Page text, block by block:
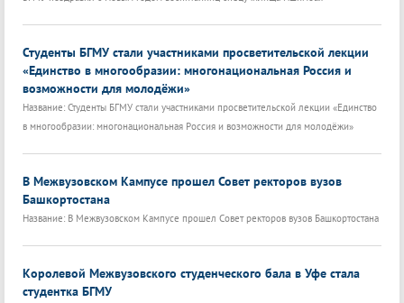
Студенты БГМУ стали участниками просветительской лекции
«Единство в многообразии: многонациональная Россия и
возможности для молодёжи»
Название: Студенты БГМУ стали участниками просветительской лекции «Единство
в многообразии: многонациональная Россия и возможности для молодёжи»
В Межвузовском Кампусе прошел Совет ректоров вузов
Башкортостана
Название: В Межвузовском Кампусе прошел Совет ректоров вузов Башкортостана
Королевой Межвузовского студенческого бала в Уфе стала
студентка БГМУ